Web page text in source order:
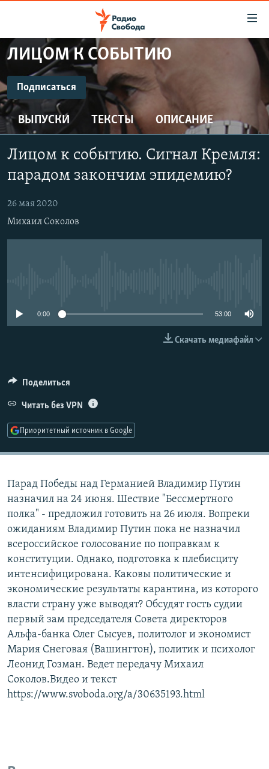
упрощенного
доступа
Вернуться
к
основному
содержанию
Вернутся
главной
Вернутся
поиску
ПРОГРАММЫ
ПОДКАСТЫ
АВТОРСКИЕ ПРОЕКТЫ
ЦИТАТЫ СВОБОДЫ
МНЕНИЯ
КУЛЬТУРА
КАВКАЗ.РЕАЛИИ
СЕВЕР.РЕАЛИИ
ЛИЦОМ К СОБЫТИЮ
Подписаться
ПОДПИСАТЬСЯ
Подписаться
ВЫПУСКИ ТЕКСТЫ ОПИСАНИЕ
Лицом к событию. Сигнал Кремля:
парадом закончим эпидемию?
26 мая 2020
Михаил Соколов
0:00 53:00
Скачать медиафайл
Поделиться
Читать без VPN
Приоритетный источник в Google
Парад Победы над Германией Владимир Путин
назначил на 24 июня. Шествие "Бессмертного
полка" - предложил готовить на 26 июля. Вопреки
ожиданиям Владимир Путин пока не назначил
всероссийское голосование по поправкам к
конституции. Однако, подготовка к плебисциту
интенсифицирована. Каковы политические и
экономические результаты карантина, из которого
власти страну уже выводят? Обсудят гость судии
первый зам председателя Совета директоров
Альфа-банка Олег Сысуев, политолог и экономист
Мария Снеговая (Вашингтон), политик и психолог
Леонид Гозман. Ведет передачу Михаил
Соколов.Видео и текст
https://www.svoboda.org/a/30635193.html